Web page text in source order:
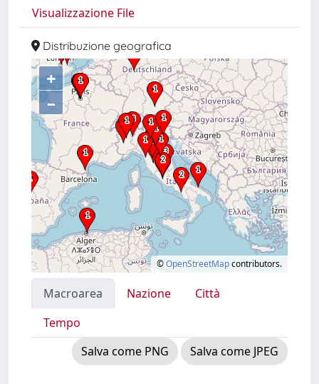
Visualizzazione File
Distribuzione geografica
+
–
©OpenStreetMapcontributors.
Macroarea Nazione
Città
Tempo
Salva come PNG
Salva come JPEG